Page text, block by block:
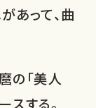
あって、曲
の「美人
スする。